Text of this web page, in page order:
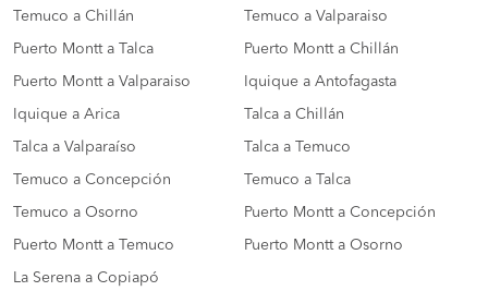
Temuco a Chillán Temuco a Valparaiso
Puerto Montt a Talca Puerto Montt a Chillán
Puerto Montt a Valparaiso Iquique a Antofagasta
Iquique a Arica Talca a Chillán
Talca a Valparaíso Talca a Temuco
Temuco a Concepción Temuco a Talca
Temuco a Osorno Puerto Montt a Concepción
Puerto Montt a Temuco Puerto Montt a Osorno
La Serena a Copiapó